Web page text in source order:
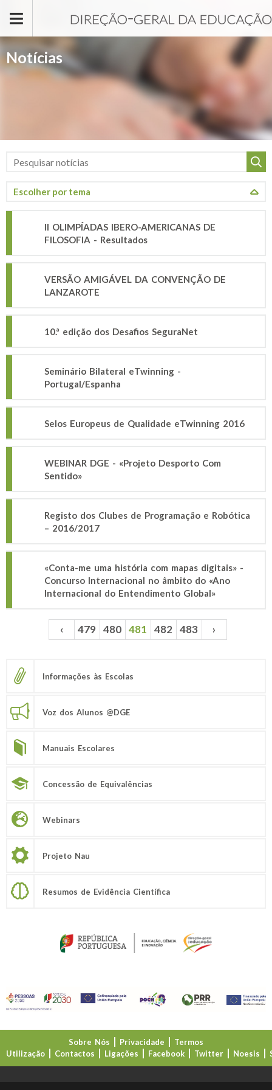
Notícias
II OLIMPÍADAS IBERO-AMERICANAS DE
FILOSOFIA - Resultados
VERSÃO AMIGÁVEL DA CONVENÇÃO DE
LANZAROTE
10.ª edição dos Desafios SeguraNet
Seminário Bilateral eTwinning -
Portugal/Espanha
Selos Europeus de Qualidade eTwinning 2016
WEBINAR DGE - «Projeto Desporto Com
Sentido»
Registo dos Clubes de Programação e Robótica
– 2016/2017
«Conta-me uma história com mapas digitais» -
Concurso Internacional no âmbito do «Ano
Internacional do Entendimento Global»
Páginas ‹ 479 480 481 482 483 ›
Informações às Escolas
Voz dos Alunos @DGE
Manuais Escolares
Concessão de Equivalências
Webinars
Projeto Nau
Resumos de Evidência Científica
Sobre Nós Privacidade
Termos
Utilização
Contactos Ligações Facebook Twitter Noesis